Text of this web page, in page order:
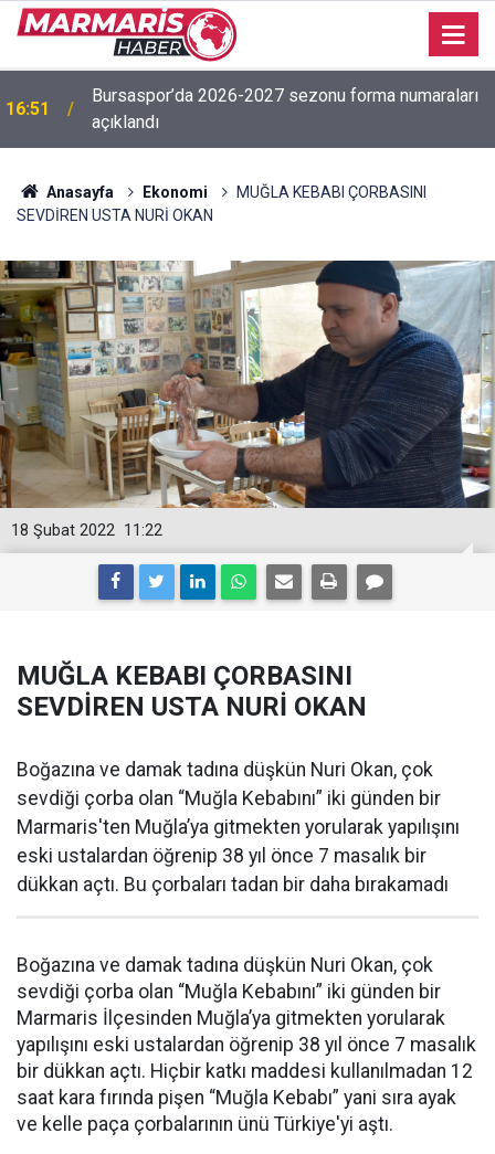
16:51
Bursaspor’da 2026-2027 sezonu forma numaraları
açıklandı
Anasayfa Ekonomi
MUĞLA KEBABI ÇORBASINI
SEVDİREN USTA NURİ OKAN
11:22
18 Şubat 2022
MUĞLA KEBABI ÇORBASINI
SEVDİREN USTA NURİ OKAN
Boğazına ve damak tadına düşkün Nuri Okan, çok
sevdiği çorba olan “Muğla Kebabını” iki günden bir
Marmaris'ten Muğla’ya gitmekten yorularak yapılışını
eski ustalardan öğrenip 38 yıl önce 7 masalık bir
dükkan açtı. Bu çorbaları tadan bir daha bırakamadı
Boğazına ve damak tadına düşkün Nuri Okan, çok
sevdiği çorba olan “Muğla Kebabını” iki günden bir
Marmaris İlçesinden Muğla’ya gitmekten yorularak
yapılışını eski ustalardan öğrenip 38 yıl önce 7 masalık
bir dükkan açtı. Hiçbir katkı maddesi kullanılmadan 12
saat kara fırında pişen “Muğla Kebabı” yani sıra ayak
ve kelle paça çorbalarının ünü Türkiye'yi aştı.